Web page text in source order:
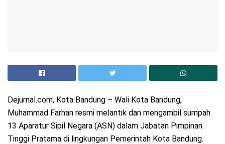
Dejurnal.com, Kota Bandung – Wali Kota Bandung,
Muhammad Farhan resmi melantik dan mengambil sumpah
13 Aparatur Sipil Negara (ASN) dalam Jabatan Pimpinan
Tinggi Pratama di lingkungan Pemerintah Kota Bandung.